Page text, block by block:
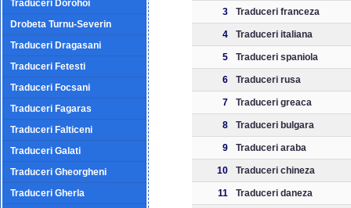
Traduceri Dorohoi
Drobeta Turnu-Severin
Traduceri Dragasani
Traduceri Fetesti
Traduceri Focsani
Traduceri Fagaras
Traduceri Falticeni
Traduceri Galati
Traduceri Gheorgheni
Traduceri Gherla
3 Traduceri franceza
4 Traduceri italiana
5 Traduceri spaniola
6 Traduceri rusa
7 Traduceri greaca
8 Traduceri bulgara
9 Traduceri araba
10 Traduceri chineza
11 Traduceri daneza